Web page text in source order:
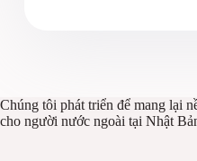
Chúng tôi phát triển để mang lại
cho người nước ngoài tại Nhật